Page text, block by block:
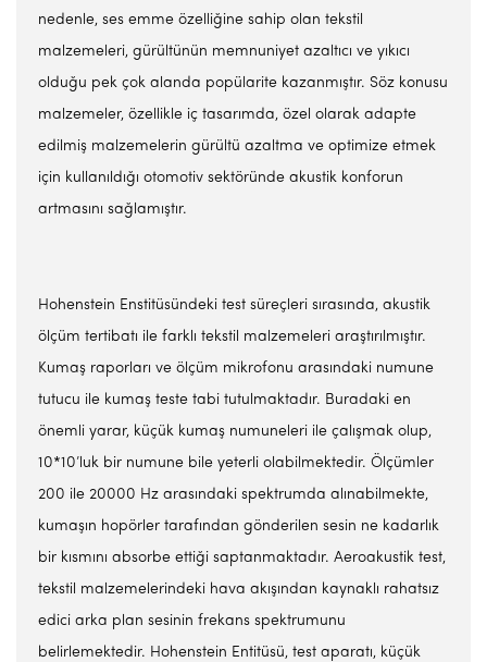
nedenle, ses emme özelliğine sahip olan tekstil
malzemeleri, gürültünün memnuniyet azaltıcı ve yıkıcı
olduğu pek çok alanda popülarite kazanmıştır. Söz konusu
malzemeler, özellikle iç tasarımda, özel olarak adapte
edilmiş malzemelerin gürültü azaltma ve optimize etmek
için kullanıldığı otomotiv sektöründe akustik konforun
artmasını sağlamıştır.
Hohenstein Enstitüsündeki test süreçleri sırasında, akustik
ölçüm tertibatı ile farklı tekstil malzemeleri araştırılmıştır.
Kumaş raporları ve ölçüm mikrofonu arasındaki numune
tutucu ile kumaş teste tabi tutulmaktadır. Buradaki en
önemli yarar, küçük kumaş numuneleri ile çalışmak olup,
10*10’luk bir numune bile yeterli olabilmektedir. Ölçümler
200 ile 20000 Hz arasındaki spektrumda alınabilmekte,
kumaşın hopörler tarafından gönderilen sesin ne kadarlık
bir kısmını absorbe ettiği saptanmaktadır. Aeroakustik test,
tekstil malzemelerindeki hava akışından kaynaklı rahatsız
edici arka plan sesinin frekans spektrumunu
belirlemektedir. Hohenstein Entitüsü, test aparatı, küçük